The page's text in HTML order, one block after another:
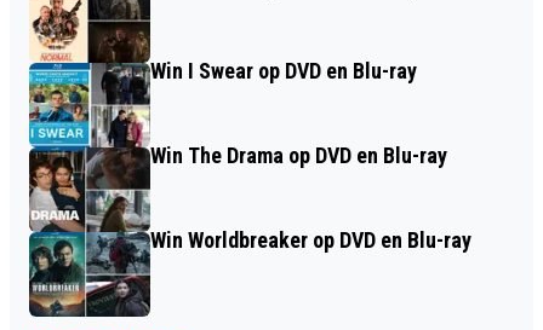
Win I Swear op DVD en Blu-ray
Win The Drama op DVD en Blu-ray
Win Worldbreaker op DVD en Blu-ray